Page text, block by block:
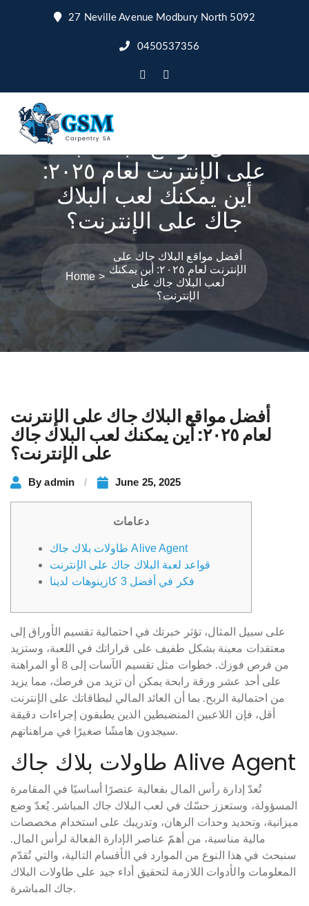
27 Neville Avenue Modbury North 5092
0450537356
أفضل مواقع البلاك جاك
على الإنترنت لعام ٢٠٢٥:
أين يمكنك لعب البلاك
جاك على الإنترنت؟
Home
أفضل مواقع البلاك جاك على
الإنترنت لعام ٢٠٢٥: أين يمكنك
لعب البلاك جاك على
الإنترنت؟
أفضل مواقع البلاك جاك على الإنترنت
لعام ٢٠٢٥: أين يمكنك لعب البلاك جاك
على الإنترنت؟
Byadmin June 25, 2025
دعامات
طاولات بلاك جاك Alive Agent
قواعد لعبة البلاك جاك على الإنترنت
فكر في أفضل 3 كازينوهات لدينا
على سبيل المثال، تؤثر خبرتك في احتمالية تقسيم الأوراق إلى
معتقدات معينة بشكل طفيف على قراراتك في اللعبة، وستزيد
من فرص فوزك. خطوات مثل تقسيم الآسات إلى 8 أو المراهنة
على أحد عشر ورقة رابحة يمكن أن تزيد من فرصك، مما يزيد
من احتمالية الربح. بما أن العائد المالي لبطاقاتك على الإنترنت
أقل، فإن اللاعبين المنضبطين الذين يطبقون إجراءات دقيقة
سيجدون هامشًا صغيرًا في مراهناتهم.
طاولات بلاك جاك Alive Agent
تُعدّ إدارة رأس المال بفعالية عنصرًا أساسيًا في المقامرة
المسؤولة، وستعزز حسّك في لعب البلاك جاك المباشر. يُعدّ وضع
ميزانية، وتحديد وحدات الرهان، وتدريبك على استخدام مخصصات
مالية مناسبة، من أهمّ عناصر الإدارة الفعالة لرأس المال.
سنبحث في هذا النوع من الموارد في الأقسام التالية، والتي تُقدّم
المعلومات والأدوات اللازمة لتحقيق أداء جيد على طاولات البلاك
جاك المباشرة.